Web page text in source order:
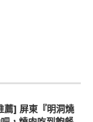
薦] 屏東『明洞燒